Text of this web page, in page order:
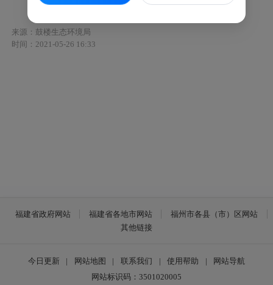
来源：鼓楼生态环境局
时间：2021-05-26 16:33
福建省政府网站 福建省各地市网站
福州市各县（市）区网站
其他链接
今日更新 | 网站地图 | 联系我们 | 使用帮助 |
网站导航
网站标识码：3501020005